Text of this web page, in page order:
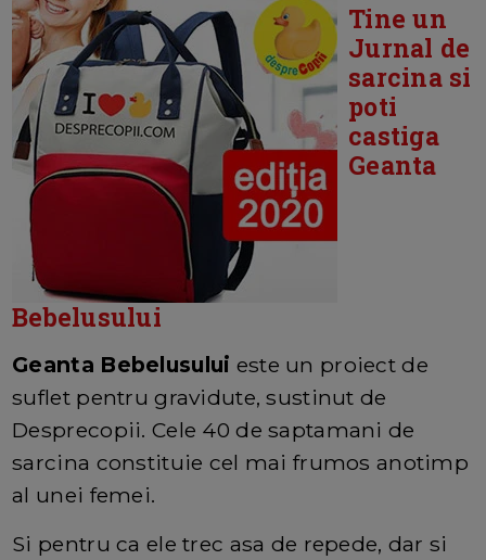
Tine un
Jurnal de
sarcina si
poti
castiga
Geanta
Bebelusului
Geanta Bebelusului este un proiect de
suflet pentru gravidute, sustinut de
Desprecopii. Cele 40 de saptamani de
sarcina constituie cel mai frumos anotimp
al unei femei.
Si pentru ca ele trec asa de repede, dar si